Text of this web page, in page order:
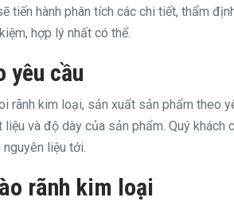
tiến hành phân tích các chi tiết, thẩm
hợp lý nhất có thể.
yêu cầu
rãnh kim loại, sản xuất sản phẩm theo
và độ dày của sản phẩm. Quý khách
liệu tới.
rãnh kim loại